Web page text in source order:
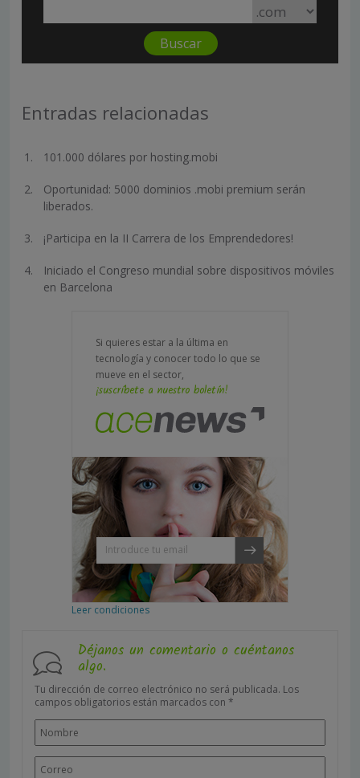
Entradas relacionadas
101.000 dólares por hosting.mobi
Oportunidad: 5000 dominios .mobi premium serán
liberados.
¡Participa en la II Carrera de los Emprendedores!
Iniciado el Congreso mundial sobre dispositivos móviles
en Barcelona
Si quieres estar a la última en
tecnología y conocer todo lo que se
mueve en el sector,
¡suscríbete a nuestro boletín!
Leer condiciones
Déjanos un comentario o cuéntanos
algo.
Tu dirección de correo electrónico no será publicada. Los
campos obligatorios están marcados con *